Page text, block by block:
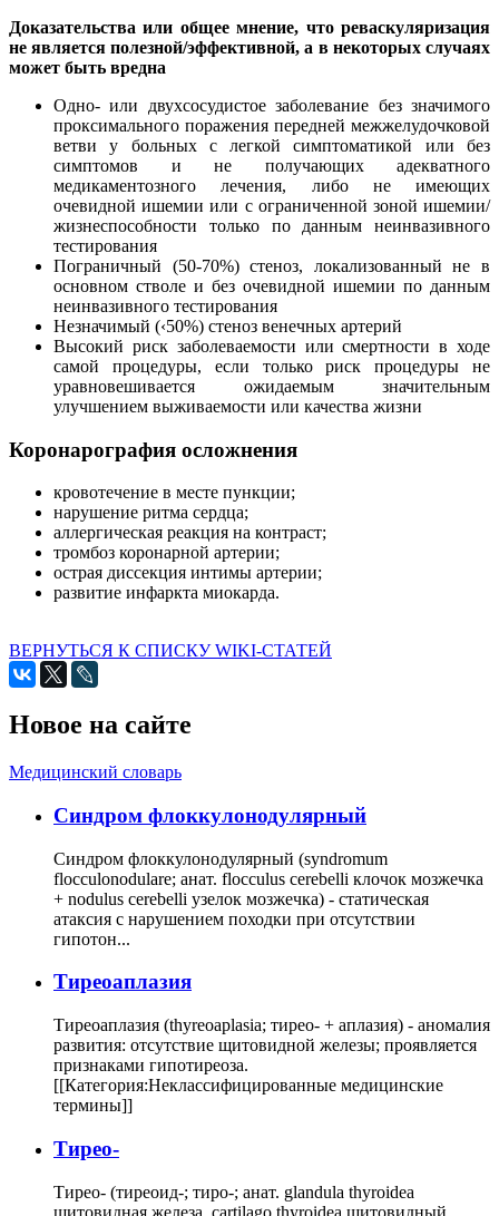
Доказательства или общее мнение, что реваскуляризация
не является полезной/эффективной, а в некоторых случаях
может быть вредна
Одно- или двухсосудистое заболевание без значимого
проксимального поражения передней межжелудочковой
ветви у больных с легкой симптоматикой или без
симптомов и не получающих адекватного
медикаментозного лечения, либо не имеющих
очевидной ишемии или с ограниченной зоной ишемии/
жизнеспособности только по данным неинвазивного
тестирования
Пограничный (50-70%) стеноз, локализованный не в
основном стволе и без очевидной ишемии по данным
неинвазивного тестирования
Незначимый (‹50%) стеноз венечных артерий
Высокий риск заболеваемости или смертности в ходе
самой процедуры, если только риск процедуры не
уравновешивается ожидаемым значительным
улучшением выживаемости или качества жизни
Коронарография осложнения
кровотечение в месте пункции;
нарушение ритма сердца;
аллергическая реакция на контраст;
тромбоз коронарной артерии;
острая диссекция интимы артерии;
развитие инфаркта миокарда.
ВЕРНУТЬСЯ К СПИСКУ WIKI-СТАТЕЙ
Новое на сайте
Медицинский словарь
Cиндром флоккулонодулярный
Синдром флоккулонодулярный (syndromum
flocculonodulare; анат. flocculus cerebelli клочок мозжечка
+ nodulus cerebelli узелок мозжечка) - статическая
атаксия с нарушением походки при отсутствии
гипотон...
Тиреоаплазия
Тиреоаплазия (thyreoaplasia; тирео- + аплазия) - аномалия
развития: отсутствие щитовидной железы; проявляется
признаками гипотиреоза.
[[Категория:Неклассифицированные медицинские
термины]]
Тирео-
Тирео- (тиреоид-; тиро-; анат. glandula thyroidea
щитовидная железа, cartilago thyroidea щитовидный